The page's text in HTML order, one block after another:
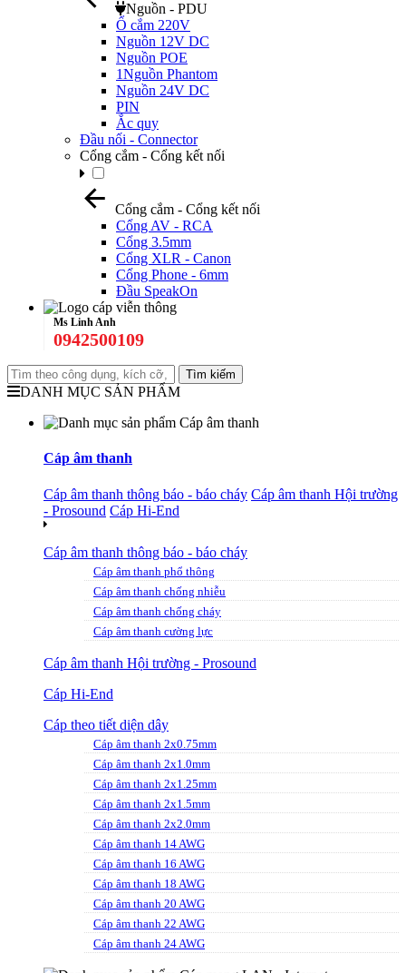
Nguồn - PDU
Ổ cắm 220V
Nguồn 12V DC
Nguồn POE
1Nguồn Phantom
Nguồn 24V DC
PIN
Ắc quy
Đầu nối - Connector
Cổng cắm - Cổng kết nối
Cổng cắm - Cổng kết nối
Cổng AV - RCA
Cổng 3.5mm
Cổng XLR - Canon
Cổng Phone - 6mm
Đầu SpeakOn
Ms Linh Anh
0942500109
DANH MỤC SẢN PHẨM
Cáp âm thanh
Cáp âm thanh thông báo - báo cháy Cáp âm thanh Hội trường
- Prosound Cáp Hi-End
Cáp âm thanh thông báo - báo cháy
Cáp âm thanh phổ thông
Cáp âm thanh chống nhiễu
Cáp âm thanh chống cháy
Cáp âm thanh cường lực
Cáp âm thanh Hội trường - Prosound
Cáp Hi-End
Cáp theo tiết diện dây
Cáp âm thanh 2x0.75mm
Cáp âm thanh 2x1.0mm
Cáp âm thanh 2x1.25mm
Cáp âm thanh 2x1.5mm
Cáp âm thanh 2x2.0mm
Cáp âm thanh 14 AWG
Cáp âm thanh 16 AWG
Cáp âm thanh 18 AWG
Cáp âm thanh 20 AWG
Cáp âm thanh 22 AWG
Cáp âm thanh 24 AWG